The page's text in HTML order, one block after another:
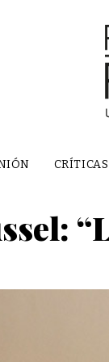
CRÍTICAS